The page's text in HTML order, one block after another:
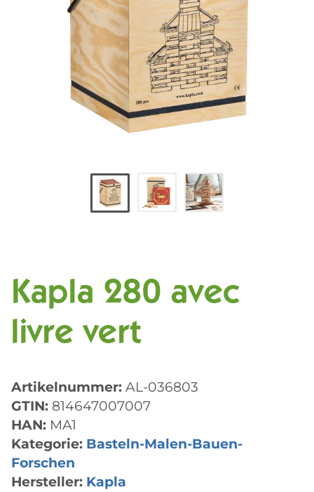
Kapla 280 avec
livre vert
Artikelnummer: AL-036803
GTIN: 814647007007
HAN: MA1
Kategorie: Basteln-Malen-Bauen-
Forschen
Hersteller: Kapla